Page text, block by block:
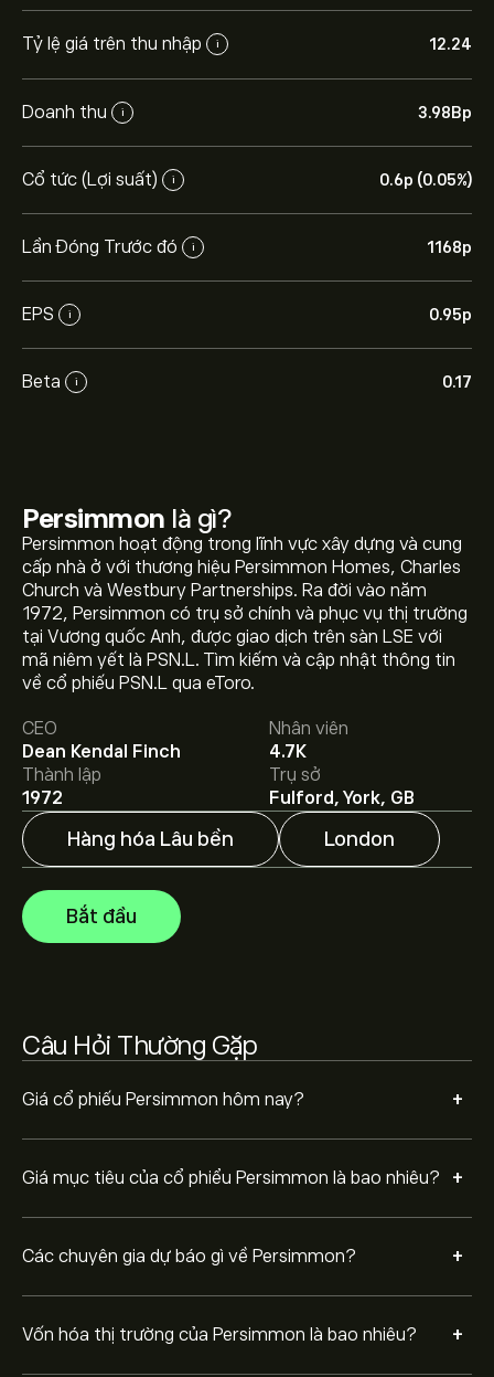
Tỷ lệ giá trên thu nhập i 12.24
Doanh thu i 3.98B‎p‎
Cổ tức (Lợi suất) i 0.6‎p‎ (0.05%)
Lần Đóng Trước đó i 1168‎p‎
EPS i 0.95‎p‎
Beta i 0.17
Persimmon là gì?
Persimmon hoạt động trong lĩnh vực xây dựng và cung
cấp nhà ở với thương hiệu Persimmon Homes, Charles
Church và Westbury Partnerships. Ra đời vào năm
1972, Persimmon có trụ sở chính và phục vụ thị trường
tại Vương quốc Anh, được giao dịch trên sàn LSE với
mã niêm yết là PSN.L. Tìm kiếm và cập nhật thông tin
về cổ phiếu PSN.L qua eToro.
CEO
Dean Kendal Finch
Nhân viên
4.7K
Thành lập
1972
Trụ sở
Fulford, York, GB
Hàng hóa Lâu bền London
Bắt đầu
Câu Hỏi Thường Gặp
Giá cổ phiếu Persimmon hôm nay? +
Giá PSN.L hôm nay là 1,168.0000‎p‎.
Giá mục tiêu của cổ phiểu Persimmon là bao nhiêu? +
Tạo tài khoản
eToro để biết dự báo chi tiết của chuyên
gia và giá mục tiêu.
Các chuyên gia dự báo gì về Persimmon? +
Các chuyên gia dự báo giá Persimmon dựa trên xu
hướng thị trường, báo cáo tài chính và dự kiến tăng
trưởng. Hãy kiểm tra dự báo mới nhất về giá tương lai.
Vốn hóa thị trường của Persimmon là bao nhiêu? +
Vốn hóa thị trường của Persimmon là 3.75B‎p‎